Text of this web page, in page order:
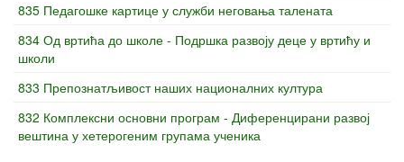
835 Педагошке картице у служби неговања талената
834 Од вртића до школе - Подршка развоју деце у вртићу и
школи
833 Препознатљивост наших националних култура
832 Комплексни основни програм - Диференцирани развој
вештина у хетерогеним групама ученика